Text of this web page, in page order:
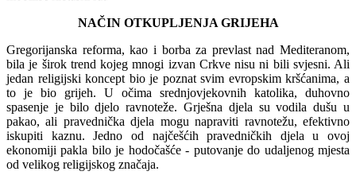
NAČIN OTKUPLJENJA GRIJEHA
Gregorijanska reforma, kao i borba za prevlast nad Mediteranom,
bila je širok trend kojeg mnogi izvan Crkve nisu ni bili svjesni. Ali
jedan religijski koncept bio je poznat svim evropskim kršćanima, a
to je bio grijeh. U očima srednjovjekovnih katolika, duhovno
spasenje je bilo djelo ravnoteže. Grješna djela su vodila dušu u
pakao, ali pravednička djela mogu napraviti ravnotežu, efektivno
iskupiti kaznu. Jedno od najčešćih pravedničkih djela u ovoj
ekonomiji pakla bilo je hodočašće - putovanje do udaljenog mjesta
od velikog religijskog značaja.